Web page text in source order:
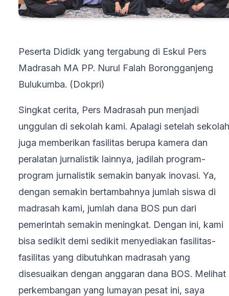
Peserta Dididk yang tergabung di Eskul Pers
Madrasah MA PP. Nurul Falah Borongganjeng
Bulukumba. (Dokpri)
Singkat cerita, Pers Madrasah pun menjadi
unggulan di sekolah kami. Apalagi setelah sekolah
juga memberikan fasilitas berupa kamera dan
peralatan jurnalistik lainnya, jadilah program-
program jurnalistik semakin banyak inovasi. Ya,
dengan semakin bertambahnya jumlah siswa di
madrasah kami, jumlah dana BOS pun dari
pemerintah semakin meningkat. Dengan ini, kami
bisa sedikit demi sedikit menyediakan fasilitas-
fasilitas yang dibutuhkan madrasah yang
disesuaikan dengan anggaran dana BOS. Melihat
perkembangan yang lumayan pesat ini, saya